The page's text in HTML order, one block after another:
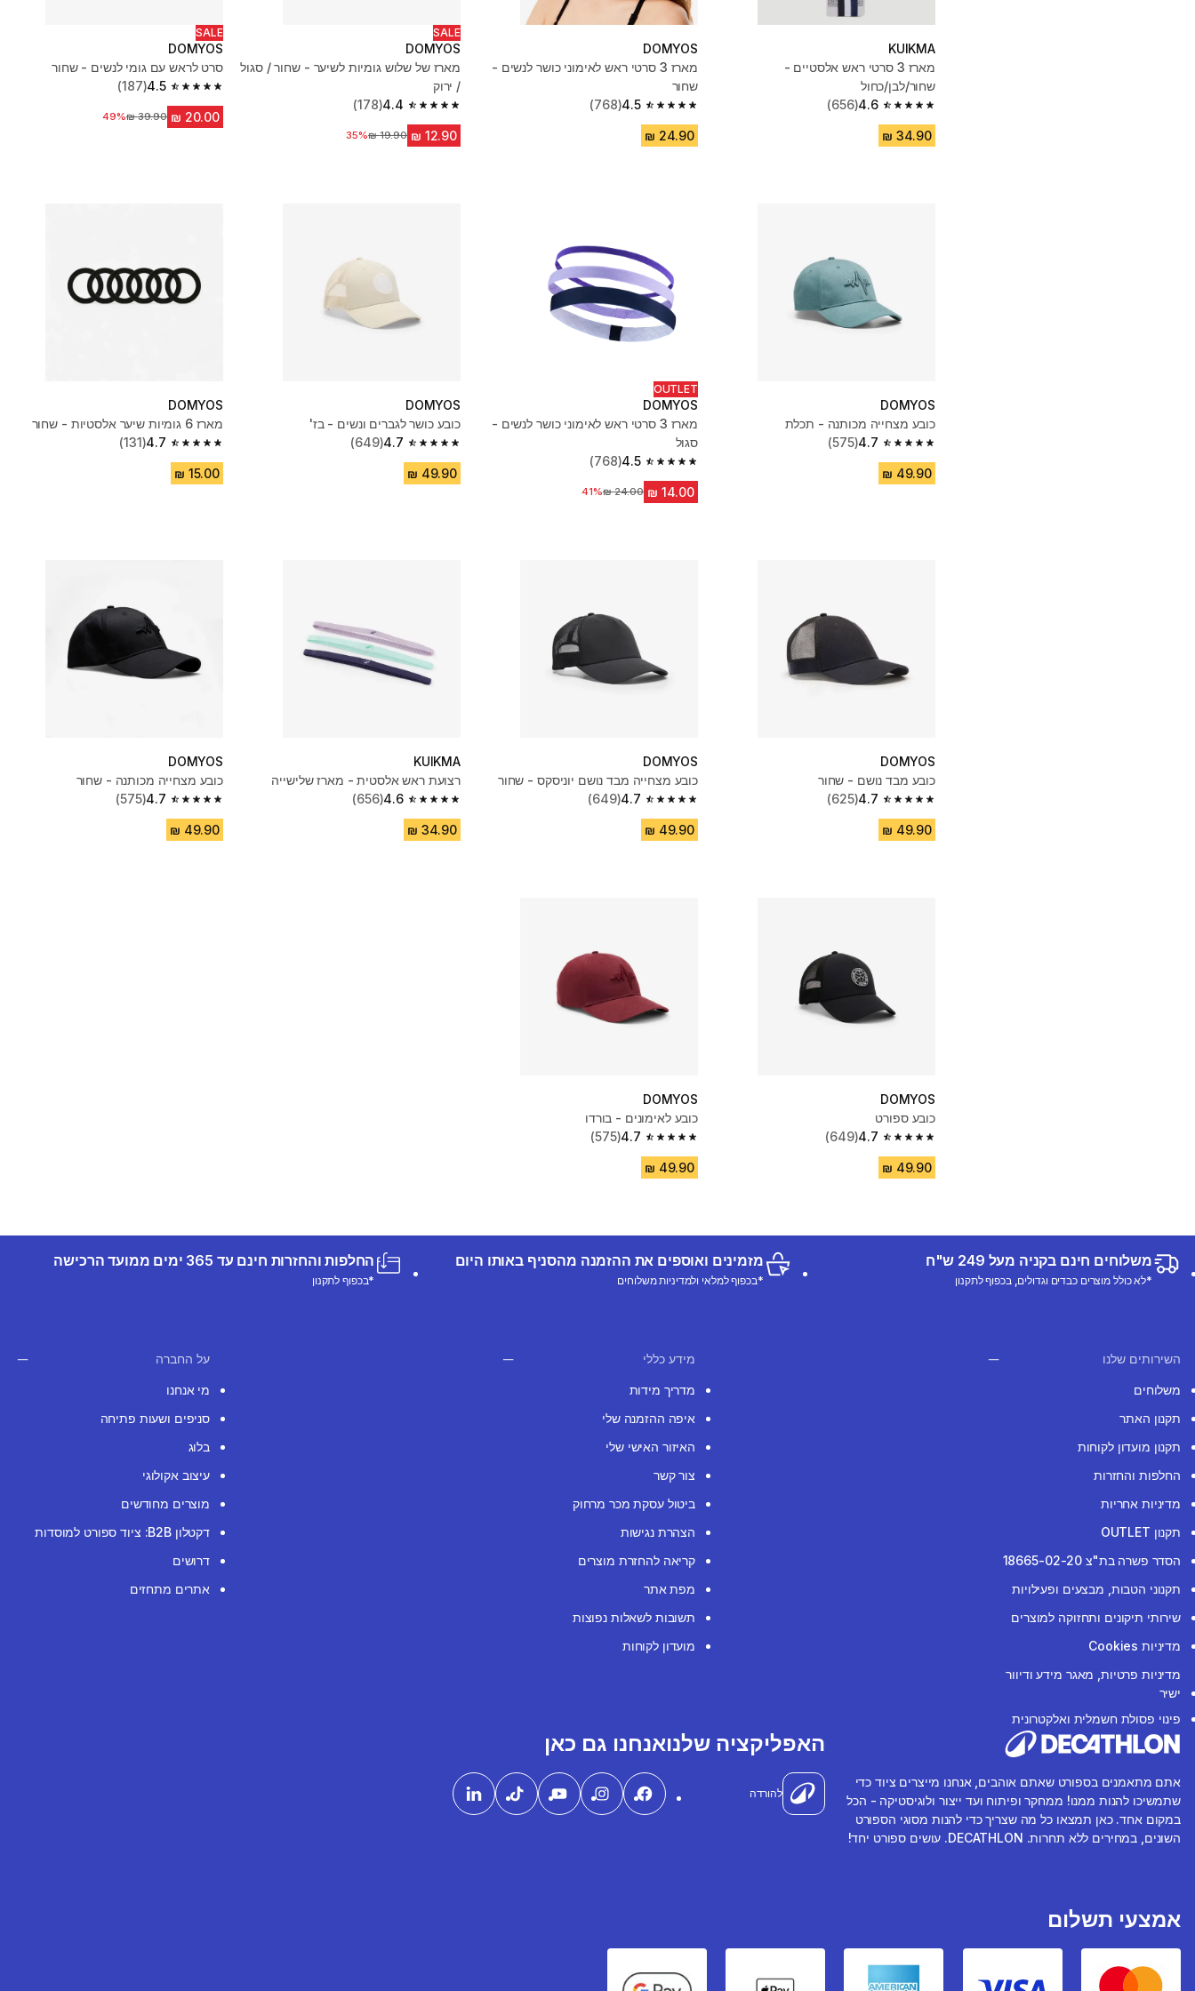
KUIKMA
מארז 3 סרטי ראש אלסטיים -
שחור/לבן/כחול
4.6
4.6 out of 5 stars from 656 reviews
(656)
DOMYOS
מארז 3 סרטי ראש לאימוני כושר לנשים -
שחור
4.5
4.5 out of 5 stars from 768 reviews
(768)
SALE
DOMYOS
מארז של שלוש גומיות לשיער - שחור / סגול
/ ירוק
4.4
4.4 out of 5 stars from 178 reviews
(178)
מחיר לפני הנחה‏19.90 ₪
35%
SALE
DOMYOS
סרט לראש עם גומי לנשים - שחור
4.5
4.5 out of 5 stars from 187 reviews
(187)
מחיר לפני הנחה‏39.90 ₪
49%
DOMYOS
כובע מצחייה מכותנה - תכלת
4.7
4.7 out of 5 stars from 575 reviews
(575)
OUTLET
DOMYOS
מארז 3 סרטי ראש לאימוני כושר לנשים -
סגול
4.5
4.5 out of 5 stars from 768 reviews
(768)
מחיר לפני הנחה‏24.00 ₪
41%
DOMYOS
כובע כושר לגברים ונשים - בז'
4.7
4.7 out of 5 stars from 649 reviews
(649)
DOMYOS
מארז 6 גומיות שיער אלסטיות - שחור
4.7
4.7 out of 5 stars from 131 reviews
(131)
DOMYOS
כובע מבד נושם - שחור
4.7
4.7 out of 5 stars from 625 reviews
(625)
DOMYOS
כובע מצחייה מבד נושם יוניסקס - שחור
4.7
4.7 out of 5 stars from 649 reviews
(649)
KUIKMA
רצועת ראש אלסטית - מארז שלישייה
4.6
4.6 out of 5 stars from 656 reviews
(656)
DOMYOS
כובע מצחייה מכותנה - שחור
4.7
4.7 out of 5 stars from 575 reviews
(575)
DOMYOS
כובע ספורט
4.7
4.7 out of 5 stars from 649 reviews
(649)
DOMYOS
כובע לאימונים - בורדו
4.7
4.7 out of 5 stars from 575 reviews
(575)
משלוחים חינם בקניה מעל 249 ש"ח
*לא כולל מוצרים כבדים וגדולים, בכפוף לתקנון
מזמינים ואוספים את ההזמנה מהסניף באותו היום
*בכפוף למלאי ולמדיניות משלוחים
החלפות והחזרות חינם עד 365 ימים ממועד הרכישה
*בכפוף לתקנון
השירותים שלנו
משלוחים
תקנון האתר
תקנון מועדון לקוחות
החלפות והחזרות
מדיניות אחריות
תקנון OUTLET
הסדר פשרה בת"צ 18665-02-20
תקנוני הטבות, מבצעים ופעילויות
שירותי תיקונים ותחזוקה למוצרים
מדיניות Cookies
מדיניות פרטיות, מאגר מידע ודיוור
ישיר
פינוי פסולת חשמלית ואלקטרונית
מידע כללי
מדריך מידות
איפה ההזמנה שלי
האיזור האישי שלי
צור קשר
ביטול עסקת מכר מרחוק
הצהרת נגישות
קריאה להחזרת מוצרים
מפת אתר
תשובות לשאלות נפוצות
מועדון לקוחות
על החברה
מי אנחנו
סניפים ושעות פתיחה
בלוג
עיצוב אקולוגי
מוצרים מחודשים
דקטלון B2B: ציוד ספורט למוסדות
דרושים
אתרים מתחזים
אתם מתאמנים בספורט שאתם אוהבים, אנחנו מייצרים ציוד כדי
שתמשיכו להנות ממנו! ממחקר ופיתוח ועד ייצור ולוגיסטיקה - הכל
במקום אחד. כאן תמצאו כל מה שצריך כדי להנות מסוגי הספורט
השונים, במחירים ללא תחרות. DECATHLON. עושים ספורט יחד!
האפליקציה שלנו
להורדה
אנחנו גם כאן
אמצעי תשלום